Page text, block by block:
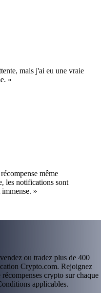
mais j'ai eu une vraie
»
même
les notifications sont
»
ou tradez plus de 400
Crypto.com. Rejoignez
crypto sur chaque
applicables.